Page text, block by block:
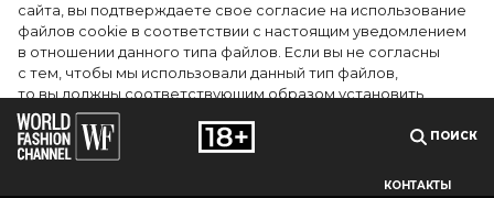
сайта, вы подтверждаете свое согласие на использование
файлов cookie в соответствии с настоящим уведомлением
в отношении данного типа файлов. Если вы не согласны
с тем, чтобы мы использовали данный тип файлов,
то вы должны соответствующим образом установить
настройки вашего браузера или не использовать сайт wfc.tv
СОГЛАСЕН
ПОИСК
КОНТАКТЫ